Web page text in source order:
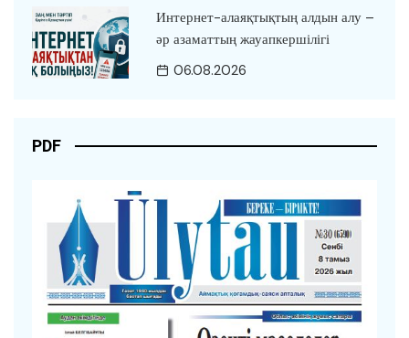
Интернет-алаяқтықтың алдын алу –
әр азаматтың жауапкершілігі
06.08.2026
PDF